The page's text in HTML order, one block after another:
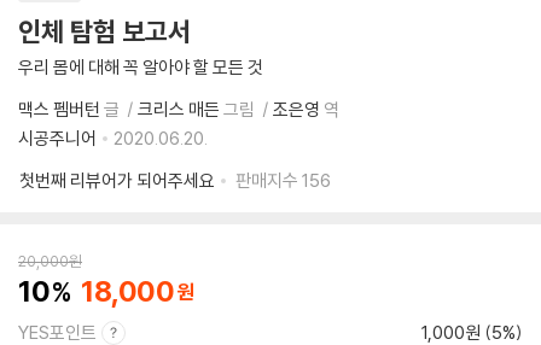
인체 탐험 보고서
우리 몸에 대해 꼭 알아야 할 모든 것
맥스 펨버턴 글 크리스 매든 그림 조은영 역
시공주니어
2020.06.20.
첫번째 리뷰어가 되어주세요
판매지수 156
20,000원
10 18,000
YES포인트 1,000원 (5%)